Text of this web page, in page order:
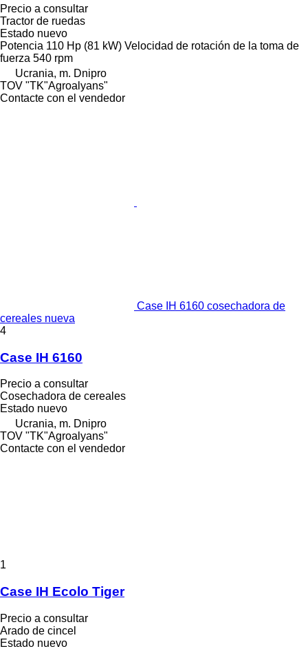
Precio a consultar
Tractor de ruedas
Estado nuevo
Potencia 110 Hp (81 kW) Velocidad de rotación de la toma de
fuerza 540 rpm
Ucrania, m. Dnipro
TOV "TK"Agroalyans"
Contacte con el vendedor
Case IH 6160 cosechadora de
cereales nueva
4
Case IH 6160
Precio a consultar
Cosechadora de cereales
Estado nuevo
Ucrania, m. Dnipro
TOV "TK"Agroalyans"
Contacte con el vendedor
1
Case IH Ecolo Tiger
Precio a consultar
Arado de cincel
Estado nuevo